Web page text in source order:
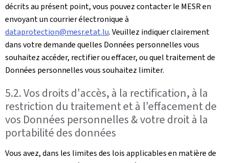
décrits au présent point, vous pouvez contacter le MESR en
envoyant un courrier électronique à
dataprotection@mesr.etat.lu. Veuillez indiquer clairement
dans votre demande quelles Données personnelles vous
souhaitez accéder, rectifier ou effacer, ou quel traitement de
Données personnelles vous souhaitez limiter.
5.2. Vos droits d'accès, à la rectification, à la
restriction du traitement et à l'effacement de
vos Données personnelles & votre droit à la
portabilité des données
Vous avez, dans les limites des lois applicables en matière de